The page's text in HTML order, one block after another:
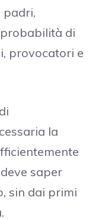
padri,
di
provocatori e
la
saper
sin dai primi